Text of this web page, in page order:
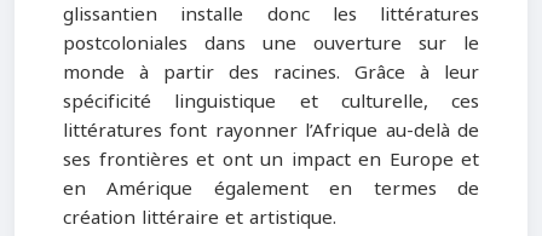
glissantien installe donc les littératures
postcoloniales dans une ouverture sur le
monde à partir des racines. Grâce à leur
spécificité linguistique et culturelle, ces
littératures font rayonner l’Afrique au-delà de
ses frontières et ont un impact en Europe et
en Amérique également en termes de
création littéraire et artistique.